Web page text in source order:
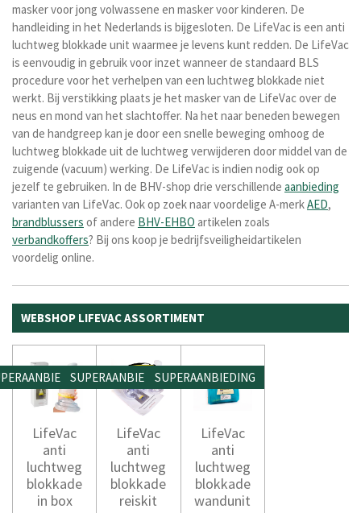
masker voor jong volwassene en masker voor kinderen. De
handleiding in het Nederlands is bijgesloten. De LifeVac is een anti
luchtweg blokkade unit waarmee je levens kunt redden. De LifeVac
is eenvoudig in gebruik voor inzet wanneer de standaard BLS
procedure voor het verhelpen van een luchtweg blokkade niet
werkt. Bij verstikking plaats je het masker van de LifeVac over de
neus en mond van het slachtoffer. Na het naar beneden bewegen
van de handgreep kan je door een snelle beweging omhoog de
luchtweg blokkade uit de luchtweg verwijderen door middel van de
zuigende (vacuum) werking. De LifeVac is indien nodig ook op
jezelf te gebruiken. In de BHV-shop drie verschillende aanbieding
varianten van LifeVac. Ook op zoek naar voordelige A-merkAED,
brandblussers of andere BHV-EHBO artikelen zoals
verbandkoffers? Bij ons koop je bedrijfsveiligheidartikelen
voordelig online.
WEBSHOP LIFEVAC ASSORTIMENT
LifeVac
anti
luchtweg
blokkade
in box
SUPERAANBIEDING
LifeVac
anti
luchtweg
blokkade
reiskit
SUPERAANBIEDING
LifeVac
anti
luchtweg
blokkade
wandunit